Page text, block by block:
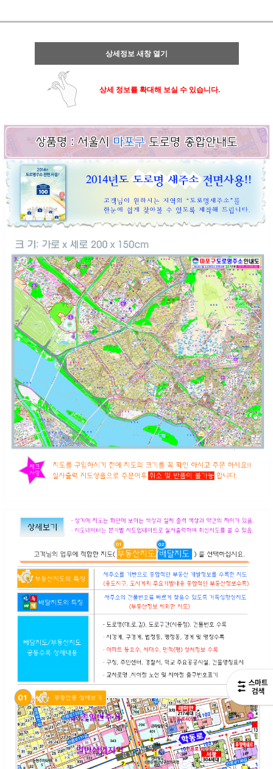
상세정보 새창 열기
상세 정보를 확대해 보실 수 있습니다.